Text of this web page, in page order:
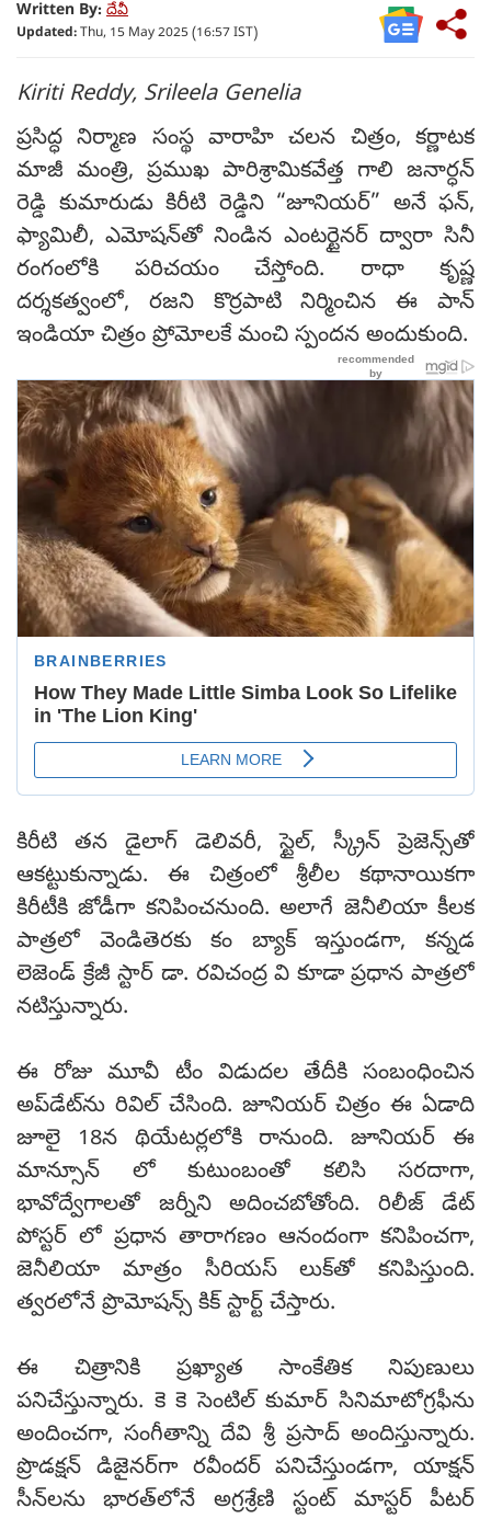
Written By: దేవీ
Updated:Thu, 15 May 2025 (16:57 IST)
Kiriti Reddy, Srileela Genelia
ప్రసిద్ధ నిర్మాణ సంస్థ వారాహి చలన చిత్రం, కర్ణాటక
మాజీ మంత్రి, ప్రముఖ పారిశ్రామికవేత్త గాలి జనార్ధన్
రెడ్డి కుమారుడు కిరీటి రెడ్డిని “జూనియర్” అనే ఫన్,
ఫ్యామిలీ, ఎమోషన్‌తో నిండిన ఎంటర్టైనర్‌ ద్వారా సినీ
రంగంలోకి పరిచయం చేస్తోంది. రాధా కృష్ణ
దర్శకత్వంలో, రజని కొర్రపాటి నిర్మించిన ఈ పాన్
ఇండియా చిత్రం ప్రోమోలకే మంచి స్పందన అందుకుంది.
కిరీటి తన డైలాగ్ డెలివరీ, స్టైల్, స్క్రీన్ ప్రెజెన్స్‌తో
ఆకట్టుకున్నాడు. ఈ చిత్రంలో శ్రీలీల కథానాయికగా
కిరీటీకి జోడీగా కనిపించనుంది. అలాగే జెనీలియా కీలక
పాత్రలో వెండితెరకు కం బ్యాక్ ఇస్తుండగా, కన్నడ
లెజెండ్ క్రేజీ స్టార్ డా. రవిచంద్ర వి కూడా ప్రధాన పాత్రలో
నటిస్తున్నారు.
ఈ రోజు మూవీ టీం విడుదల తేదీకి సంబంధించిన
అప్‌డేట్‌ను రివిల్ చేసింది. జూనియర్ చిత్రం ఈ ఏడాది
జూలై 18న థియేటర్లలోకి రానుంది. జూనియర్ ఈ
మాన్సూన్ లో కుటుంబంతో కలిసి సరదాగా,
భావోద్వేగాలతో జర్నీని అదించబోతోంది. రిలీజ్ డేట్
పోస్టర్ లో ప్రధాన తారాగణం ఆనందంగా కనిపించగా,
జెనీలియా మాత్రం సీరియస్ లుక్‌తో కనిపిస్తుంది.
త్వరలోనే ప్రొమోషన్స్ కిక్ స్టార్ట్ చేస్తారు.
ఈ చిత్రానికి ప్రఖ్యాత సాంకేతిక నిపుణులు
పనిచేస్తున్నారు. కె కె సెంటిల్ కుమార్ సినిమాటోగ్రఫీను
అందించగా, సంగీతాన్ని దేవి శ్రీ ప్రసాద్ అందిస్తున్నారు.
ప్రొడక్షన్ డిజైనర్‌గా రవీందర్ పనిచేస్తుండగా, యాక్షన్
సీన్‌లను భారత్‌లోనే అగ్రశ్రేణి స్టంట్ మాస్టర్ పీటర్